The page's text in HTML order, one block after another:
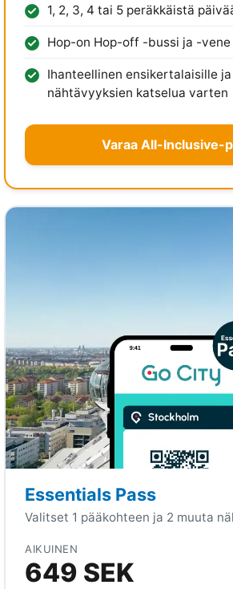
1, 2, 3, 4 tai 5 peräkkäistä
Hop-on Hop-off -bussi ja -
Ihanteellinen ensikertalaisille
nähtävyyksien katselua varten
Varaa All-Inclusive-
Essentials Pass
Valitset 1 pääkohteen ja 2 muuta
AIKUINEN
649 SEK